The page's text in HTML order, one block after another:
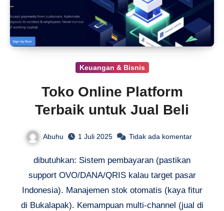
Keuangan & Bisnis
Toko Online Platform
Terbaik untuk Jual Beli
Abuhu 1 Juli 2025 Tidak ada komentar
dibutuhkan: Sistem pembayaran (pastikan
support OVO/DANA/QRIS kalau target pasar
Indonesia). Manajemen stok otomatis (kaya fitur
di Bukalapak). Kemampuan multi-channel (jual di